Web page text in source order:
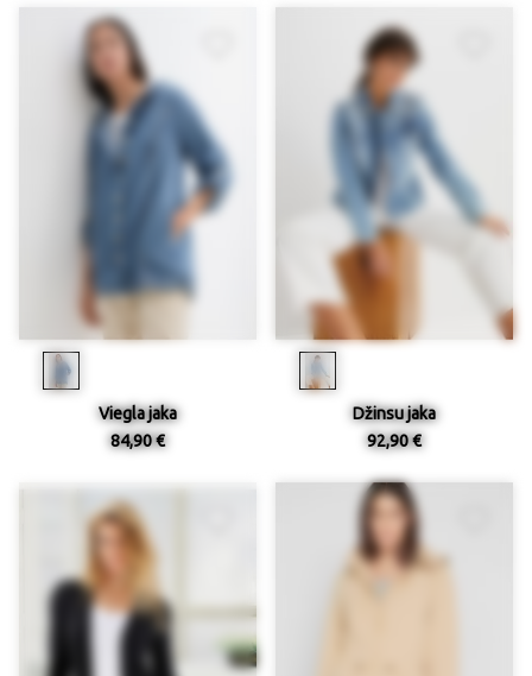
Viegla jaka
84,90 €
Džinsu jaka
92,90 €